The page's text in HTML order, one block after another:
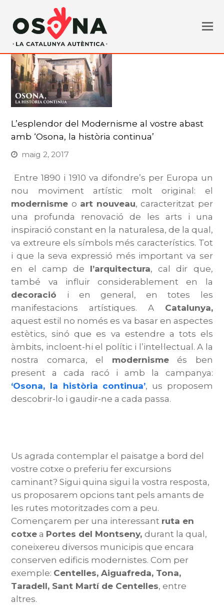
L’esplendor del Modernisme al vostre abast
amb ‘Osona, la història continua’
maig 2, 2017
Entre 1890 i 1910 va difondre’s per Europa un
nou moviment artístic molt original: el
modernisme o art nouveau, caracteritzat per
una profunda renovació de les arts i una
inspiració constant en la naturalesa, de la qual,
va extreure els símbols més característics. Tot
i que la seva expressió més important va ser
en el camp de l’arquitectura, cal dir que,
també va influir considerablement en la
decoració i en general, en totes les
manifestacions artístiques. A Catalunya,
aquest estil no només es va basar en aspectes
estètics, sinó que es va estendre a tots els
àmbits, incloent-hi el polític i l’intel·lectual. A la
nostra comarca, el modernismeés ben
present a cada racó i amb la campanya:
‘Osona, la història continua’, us proposem
descobrir-lo i gaudir-ne a cada passa.
Us agrada contemplar el paisatge a bord del
vostre cotxe o preferiu fer excursions
caminant? Sigui quina sigui la vostra resposta,
us proposarem opcions tant pels amants de
les rutes motoritzades com a peu.
Començarem per una interessant ruta en
cotxe a Portes del Montseny,durant la qual,
coneixereu diversos municipis que encara
conserven edificis modernistes. Com per
exemple: Centelles, Aiguafreda, Tona,
Taradell, Sant Martí de Centelles, entre
altres.